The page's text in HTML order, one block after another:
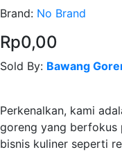
Brand: No Brand
Rp0,00
Sold By: Bawang
Perkenalkan, kami
goreng yang berfokus
bisnis kuliner seperti